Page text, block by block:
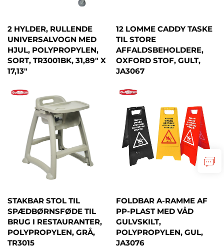
2 HYLDER, RULLENDE
UNIVERSALVOGN MED
HJUL, POLYPROPYLEN,
SORT, TR3001BK, 31,89" X
17,13"
12 LOMME CADDY TASKE
TIL STORE
AFFALDSBEHOLDERE,
OXFORD STOF, GULT,
JA3067
STAKBAR STOL TIL
SPÆDBØRNSFØDE TIL
BRUG I RESTAURANTER,
POLYPROPYLEN, GRÅ,
TR3015
FOLDBAR A-RAMME AF
PP-PLAST MED VÅD
GULVSKILT,
POLYPROPYLEN, GUL,
JA3076